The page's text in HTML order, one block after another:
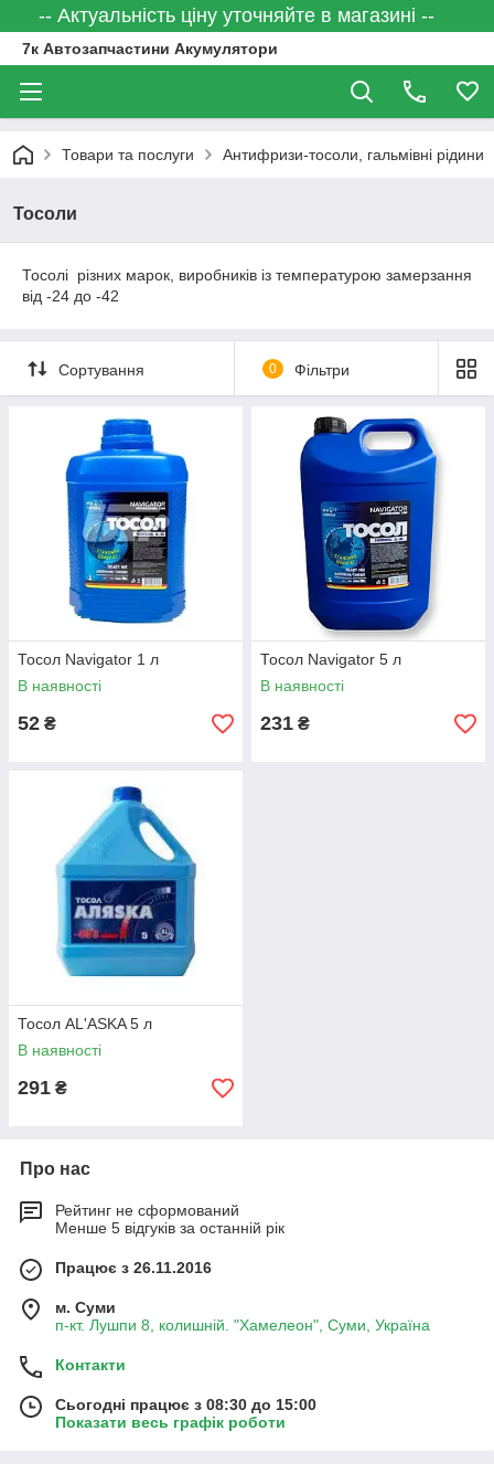
-- Актуальність ціну уточняйте в магазині --
7к Автозапчастини Акумулятори
Товари та послуги Антифризи-тосоли, гальмівні рідини
Тосоли
Тосолі різних марок, виробників із температурою замерзання
від -24 до -42
Сортування 0 Фільтри
Тосол Navigator 1 л
В наявності
52 ₴
Тосол Navigator 5 л
В наявності
231 ₴
Тосол AL'ASKA 5 л
В наявності
291 ₴
Про нас
Рейтинг не сформований
Менше 5 відгуків за останній рік
Працює з 26.11.2016
м. Суми
п-кт. Лушпи 8, колишній. "Хамелеон", Суми, Україна
Контакти
Сьогодні працює з 08:30 до 15:00
Показати весь графік роботи